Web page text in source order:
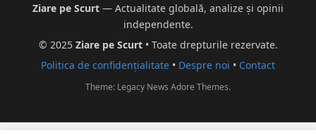
Ziare pe Scurt — Actualitate globală, analize și opinii
independente.
© 2025 Ziare pe Scurt• Toate drepturile rezervate.
Politica de confidențialitate • Despre noi • Contact
Theme: Legacy News Adore Themes.